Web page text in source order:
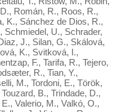
Román, R., Roos, R.,
K., Sánchez de Dios, R.,
Schmiedel, U., Schrader,
J., Silan, G., Skálová,
K., Svitková, I.,
F., Tarifa, R., Tejero,
R., Tian, Y.,
M., Tordoni, E., Török,
B., Trindade, D.,
Valerio, M., Valkó, O.,